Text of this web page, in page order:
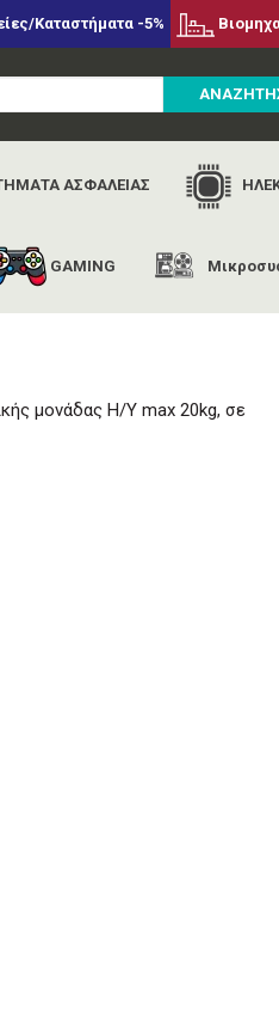
Καταστήματα -5%
ΑΣΦΑΛΕΙΑΣ
GAMING
nedis nedis cstd101bk
μονάδας Η/Υ max 20kg, σε